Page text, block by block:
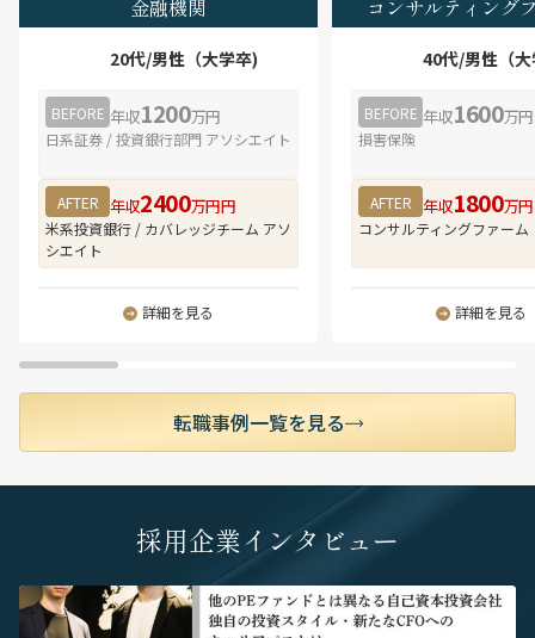
多く取り扱っています。FAS系アドバイザリーファ
ームのようにM&A戦略、DD、バリュエーション助
言、ファイナンシャルアドバイザリー（FA）、PMI
といった厳密な分業体制は取っておらず、FA業務
に特化したサービスを手掛けています。そのた
め、初期段階であるM&Aターゲット探索から、デ
ェンス管理、契約交渉、クロージングまで、M&A
プロセス全体に一気通貫で関与することができま
す。M&Aプロフェッショナルとしての実務経験を
幅広く積むことができる環境です。
■ クロスボーダーM&Aに特化した豊富な案件経験
M&Aです。国の種類のみならず、関与する業界も
ーズが最も高い東南アジアを中心とした多様な国
における多業種のM&A案件を通して、グローバル
なビジネス環境で通用する実務経験が得られま
す。年間で10件以上のM&A案件に関与いただくこ
■ アジア全域のチームと協働する柔軟な働き方
を行っているため、日々オンラインで協働しM&A
案件を進めています。社内コミュニケーションは
インへとデザイン領域を広げていくことができる
・本人の志向次第で、アプリケーションスペシャ
リストを軸としながら、デジタルビジネスマネー
ジャー、サービスデザイナー、ビジネスディベロ
ッパ、ITアーキテクト、ITスペシャリスト、プロ
ジェクトマネージャなどへ職務領域を拡大するこ
・組織の約1割は中途入社。
・在宅勤務（テレワーク）は、プロジェクト状況
金融機関
20代/男性（大学卒)
BEFORE 年収1200万円
日系証券 / 投資銀行部門 アソシエイト
AFTER 年収2400万円円
米系投資銀行 / カバレッジチーム アソ
シエイト
詳細を見る
コンサルティング
40代/男性（
BEFORE 年収1600万円
損害保険
AFTER 年収1800万円
コンサルティングファーム
詳細を見る
転職事例一覧を見る
採用企業インタビュー
" alt="他のPEファンドとは異なる自己資本投資会社 独自の投資ス
タイル・新たなCFOへのキャリアパスとは｜株式会社ミダスキャ